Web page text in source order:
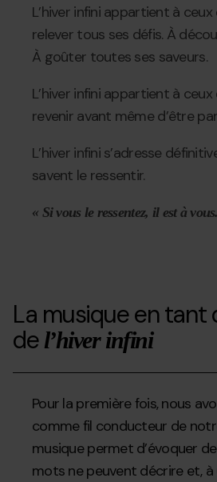
L’hiver infini appartient à
relever tous ses défis. À
À goûter toutes ses saveurs.
L’hiver infini appartient à
revenir avant même d’être
L’hiver infini s’adresse
savent le ressentir.
« Si vous le ressentez, il est à
La musique en tant
de l’hiver infini
Pour la première fois, nous
comme fil conducteur de
musique permet d’évoquer
mots ne peuvent décrire et, à